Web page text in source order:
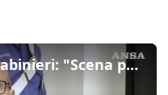
Paderno Dugnano, i carabinieri: "Scena pesante, lui rimasto sempre lucido"